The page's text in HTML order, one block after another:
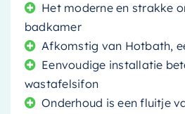
Het moderne en strakke
badkamer
Afkomstig van Hotbath,
Eenvoudige installatie
wastafelsifon
Onderhoud is een fluitje